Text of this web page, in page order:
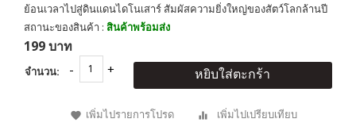
ย้อนเวลาไปสู่ดินแดนไดโนเสาร์ สัมผัสความยิ่งใหญ่ของสัตว์โลกล้านปี
สถานะของสินค้า : สินค้าพร้อมส่ง
199 บาท
จำนวน: หยิบใส่ตะกร้า
เพิ่มไปรายการโปรด เพิ่มไปเปรียบเทียบ